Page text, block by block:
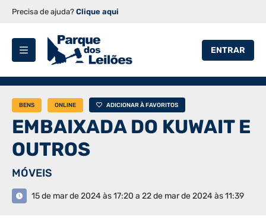
Precisa de ajuda? Clique aqui
ENTRAR
BENS ONLINE ADICIONAR À FAVORITOS
EMBAIXADA DO KUWAIT E
OUTROS
MÓVEIS
15 de mar de 2024 às 17:20 a 22 de mar de 2024 às 11:39